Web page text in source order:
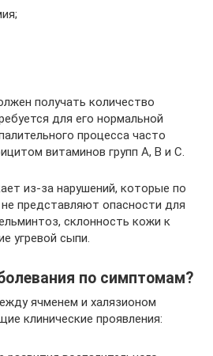
получать количество
для его нормальной
процесса часто
витаминов групп А, В и С.
из-за нарушений, которые по
представляют опасности для
склонность кожи к
угревой сыпи.
по симптомам?
ячменем и халязионом
клинические проявления: